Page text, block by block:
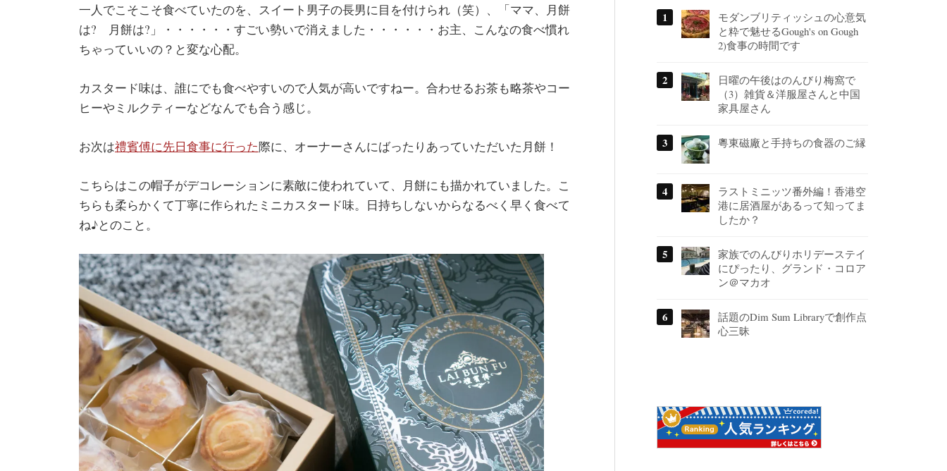
一人でこそこそ食べていたのを、スイート男子の長男に目を付けられ（笑）、「ママ、月餅
は? 月餅は?」・・・・・・すごい勢いで消えました・・・・・・お主、こんなの食べ慣れ
ちゃっていいの？と変な心配。
カスタード味は、誰にでも食べやすいので人気が高いですねー。合わせるお茶も略茶やコー
ヒーやミルクティーなどなんでも合う感じ。
お次は禮賓傅に先日食事に行った際に、オーナーさんにばったりあっていただいた月餅！
こちらはこの帽子がデコレーションに素敵に使われていて、月餅にも描かれていました。こ
ちらも柔らかくて丁寧に作られたミニカスタード味。日持ちしないからなるべく早く食べて
ね♪とのこと。
モダンブリティッシュの心意気
と粋で魅せるGough's on Gough
2)食事の時間です
日曜の午後はのんびり梅窩で
（3）雑貨＆洋服屋さんと中国
家具屋さん
粵東磁廠と手持ちの食器のご縁
ラストミニッツ番外編！香港空
港に居酒屋があるって知ってま
したか？
家族でのんびりホリデーステイ
にぴったり、グランド・コロア
ン＠マカオ
話題のDim Sum Libraryで創作点
心三昧